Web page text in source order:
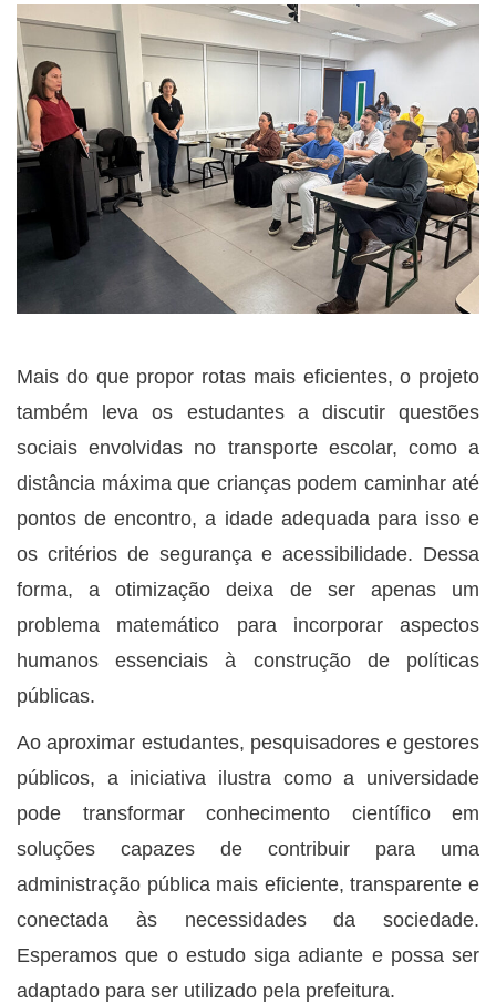
Mais do que propor rotas mais eficientes, o projeto
também leva os estudantes a discutir questões
sociais envolvidas no transporte escolar, como a
distância máxima que crianças podem caminhar até
pontos de encontro, a idade adequada para isso e
os critérios de segurança e acessibilidade. Dessa
forma, a otimização deixa de ser apenas um
problema matemático para incorporar aspectos
humanos essenciais à construção de políticas
públicas.
Ao aproximar estudantes, pesquisadores e gestores
públicos, a iniciativa ilustra como a universidade
pode transformar conhecimento científico em
soluções capazes de contribuir para uma
administração pública mais eficiente, transparente e
conectada às necessidades da sociedade.
Esperamos que o estudo siga adiante e possa ser
adaptado para ser utilizado pela prefeitura.